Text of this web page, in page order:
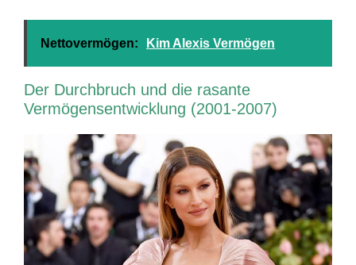
Nettovermögen: Kim Alexis Vermögen
Der Durchbruch und die rasante
Vermögensentwicklung (2001-2007)